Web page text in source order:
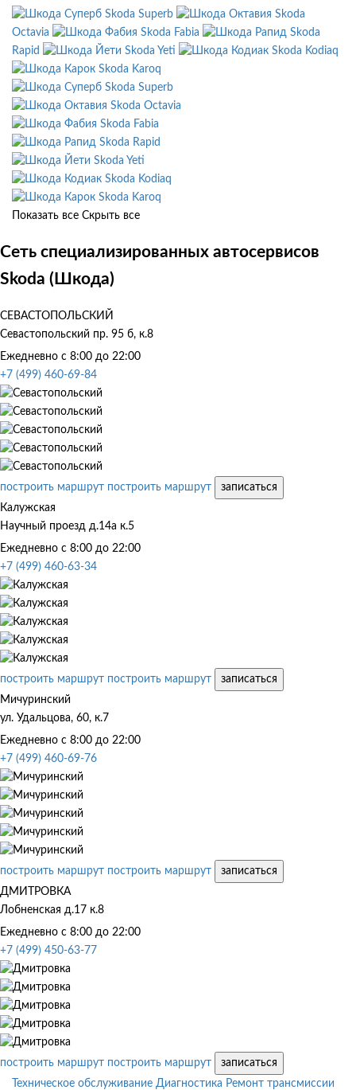
Skoda Superb
Skoda
Octavia
Skoda Fabia
Skoda
Rapid
Skoda Yeti
Skoda Kodiaq
Skoda Karoq
Skoda Superb
Skoda Octavia
Skoda Fabia
Skoda Rapid
Skoda Yeti
Skoda Kodiaq
Skoda Karoq
Показать все Скрыть все
Сеть специализированных автосервисов
Skoda (Шкода)
СЕВАСТОПОЛЬСКИЙ
Севастопольский пр. 95 б, к.8
Ежедневно с 8:00 до 22:00
+7 (499) 460-69-84
построить маршрут построить маршрут
записаться
Калужская
Научный проезд д.14а к.5
Ежедневно с 8:00 до 22:00
+7 (499) 460-63-34
построить маршрут построить маршрут
записаться
Мичуринский
ул. Удальцова, 60, к.7
Ежедневно с 8:00 до 22:00
+7 (499) 460-69-76
построить маршрут построить маршрут
записаться
ДМИТРОВКА
Лобненская д.17 к.8
Ежедневно с 8:00 до 22:00
+7 (499) 450-63-77
построить маршрут построить маршрут
записаться
Техническое обслуживание Диагностика Ремонт трансмиссии